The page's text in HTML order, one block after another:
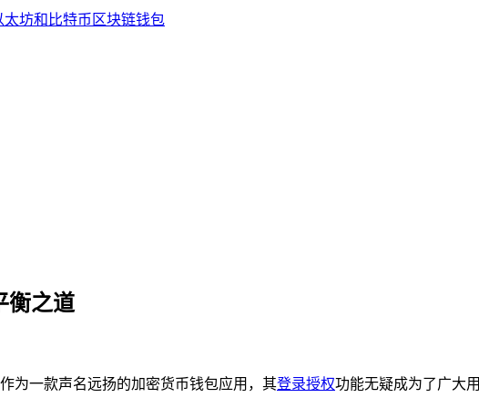
衡之道
为一款声名远扬的加密货币钱包应用，其登录授权功能无疑成为了广大